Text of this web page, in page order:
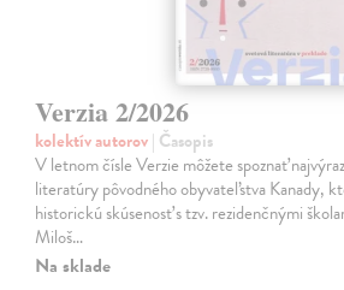
Verzia 2/2026
kolektív autorov| Časopis
V letnom čísle Verzie môžete spoznať
literatúry pôvodného obyvateľstva Kanady,
historickú skúsenosť s tzv. rezidenčnými
Miloš…
Na sklade